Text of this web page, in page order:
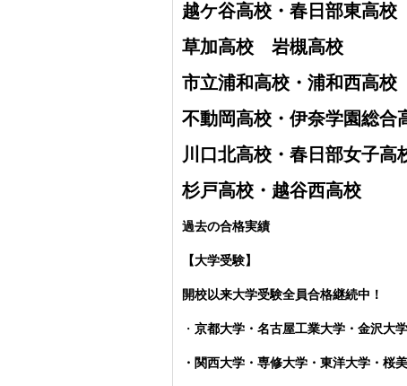
越ケ谷高校・ 春日部東高校
草加高校 岩槻高校
市立浦和高校・浦和西高校
不動岡高校・伊奈学園総合
川口北高校・春日部女子高
杉戸高校・越谷西高校
過去の合格実績
【大学受験】
開校以来大学受験全員合格継続中！
・ 京都大学・名古屋工業大学・金沢大
・関西大学・専修大学・東洋大学・桜